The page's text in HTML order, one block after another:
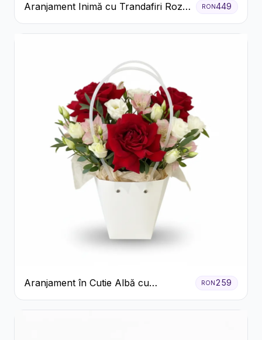
Aranjament Inimă cu Trandafiri Roz
și Gypsophila Albă
RON449
Aranjament în Cutie Albă cu
Trandafiri Roșii și Lisianthus
RON259